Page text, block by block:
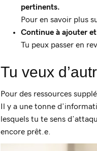
pertinents.
Pour en savoir plus
Continue à ajouter
Tu peux passer en
Tu veux
Pour des ressources
Il y a une tonne
lesquels tu te sens
encore prêt.e.